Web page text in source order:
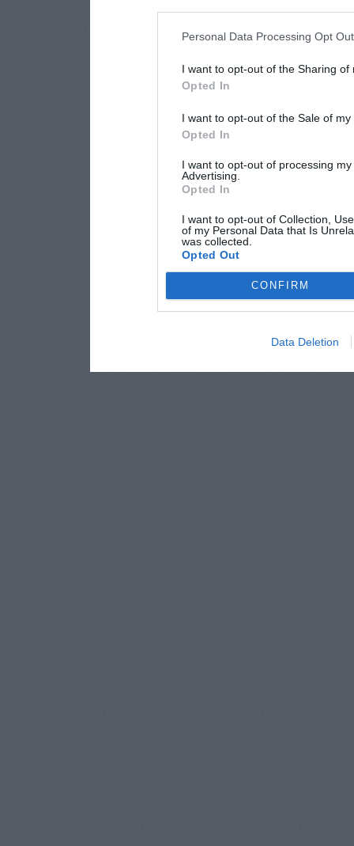
Personal Data Processing Opt
I want to opt-out of the Sharing of
Opted In
I want to opt-out of the Sale of
Opted In
I want to opt-out of processing
Advertising.
Opted In
I want to opt-out of Collection,
of my Personal Data that Is
was collected.
Opted Out
CONFIRM
Data Deletion